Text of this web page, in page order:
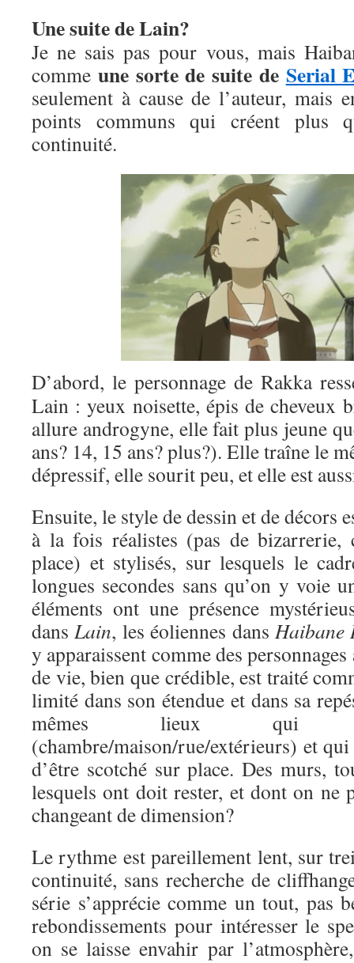
Une suite de Lain?
Je ne sais pas pour vous, mais
comme une sorte de suite de Serial
seulement à cause de l’auteur, mais
points communs qui créent plus
continuité.
D’abord, le personnage de Rakka
Lain : yeux noisette, épis de cheveux
allure androgyne, elle fait plus jeune
ans? 14, 15 ans? plus?). Elle traîne le
dépressif, elle sourit peu, et elle est
Ensuite, le style de dessin et de décors
à la fois réalistes (pas de bizarrerie,
place) et stylisés, sur lesquels le
longues secondes sans qu’on y voie
éléments ont une présence
dansLain, les éoliennes dans Haibane
y apparaissent comme des
de vie, bien que crédible, est traité
limité dans son étendue et dans sa
mêmes lieux qui
(chambre/maison/rue/extérieurs) et
d’être scotché sur place. Des murs,
lesquels ont doit rester, et dont on ne
changeant de dimension?
Le rythme est pareillement lent, sur
continuité, sans recherche de
série s’apprécie comme un tout, pas
rebondissements pour intéresser le
on se laisse envahir par